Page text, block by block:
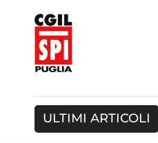
ULTIMI ARTICOLI